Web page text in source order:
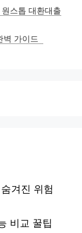
스톱 대환대출
벽 가이드
겨진 위험
비교 꿀팁